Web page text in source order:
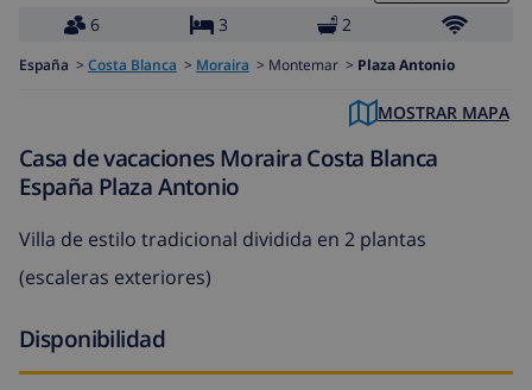
6
3 2
España > Costa Blanca > Moraira > Montemar > Plaza Antonio
MOSTRAR MAPA
Casa de vacaciones Moraira Costa Blanca
España Plaza Antonio
Villa de estilo tradicional dividida en 2 plantas
(escaleras exteriores)
Disponibilidad